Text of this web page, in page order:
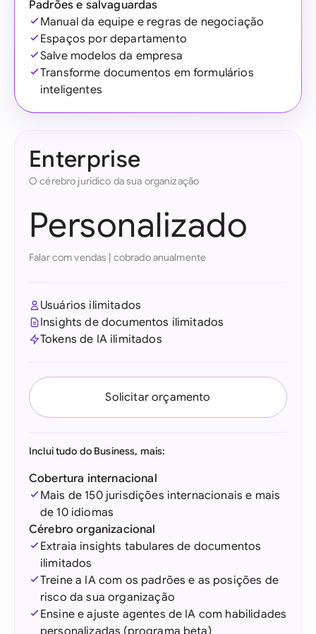
Padrões e salvaguardas
Manual da equipe e regras de negociação
Espaços por departamento
Salve modelos da empresa
Transforme documentos em formulários
inteligentes
Enterprise
O cérebro jurídico da sua organização
Personalizado
Falar com vendas | cobrado anualmente
Usuários ilimitados
Insights de documentos ilimitados
Tokens de IA ilimitados
Solicitar orçamento
Inclui tudo do Business, mais:
Cobertura internacional
Mais de 150 jurisdições internacionais e mais
de 10 idiomas
Cérebro organizacional
Extraia insights tabulares de documentos
ilimitados
Treine a IA com os padrões e as posições de
risco da sua organização
Ensine e ajuste agentes de IA com habilidades
personalizadas (programa beta)